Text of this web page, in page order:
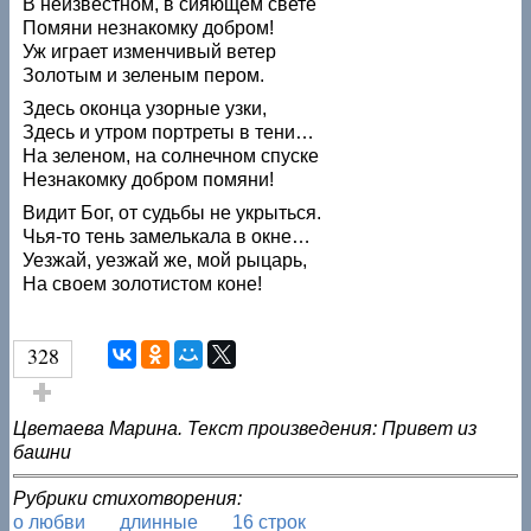
Помяни незнакомку добром!
Уж играет изменчивый ветер
Золотым и зеленым пером.
Здесь оконца узорные узки,
Здесь и утром портреты в тени…
На зеленом, на солнечном спуске
Незнакомку добром помяни!
Видит Бог, от судьбы не укрыться.
Чья-то тень замелькала в окне…
Уезжай, уезжай же, мой рыцарь,
На своем золотистом коне!
328
Голос за!
Цветаева Марина. Текст произведения: Привет из
башни
Рубрики стихотворения:
о любви
длинные 16 строк